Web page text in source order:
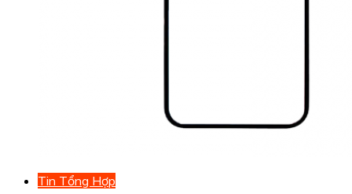
Tin Tổng Hợp